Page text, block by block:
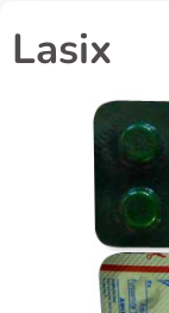
Lasix